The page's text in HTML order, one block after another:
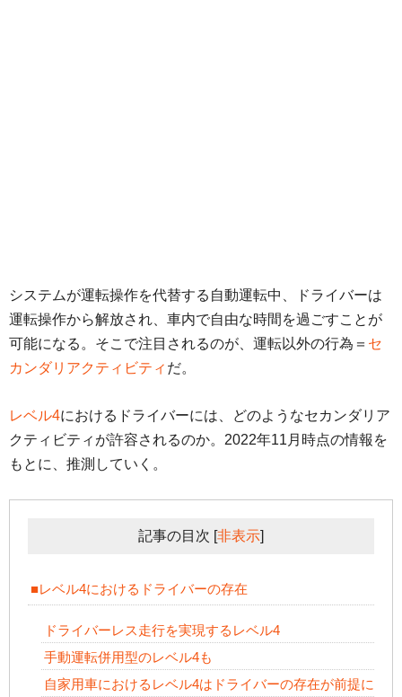
システムが運転操作を代替する自動運転中、ドライバーは
運転操作から解放され、車内で自由な時間を過ごすことが
可能になる。そこで注目されるのが、運転以外の行為＝ セ
カンダリアクティビティ だ。
レベル4におけるドライバーには、どのようなセカンダリア
クティビティが許容されるのか。2022年11月時点の情報を
もとに、推測していく。
記事の目次 [非表示]
■レベル4におけるドライバーの存在
ドライバーレス走行を実現するレベル4
手動運転併用型のレベル4も
自家用車におけるレベル4はドライバーの存在が前提に